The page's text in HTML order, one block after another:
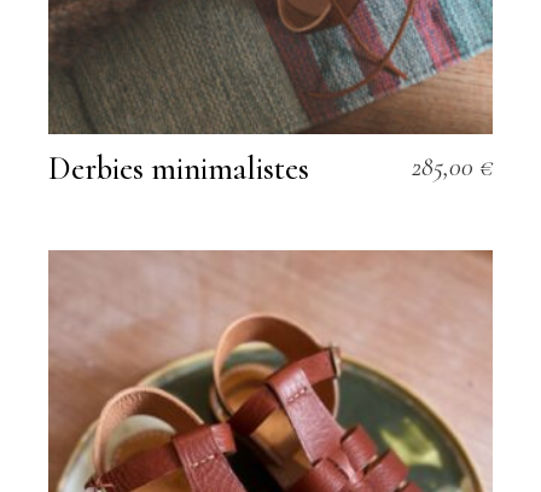
Derbies minimalistes 285,00 €